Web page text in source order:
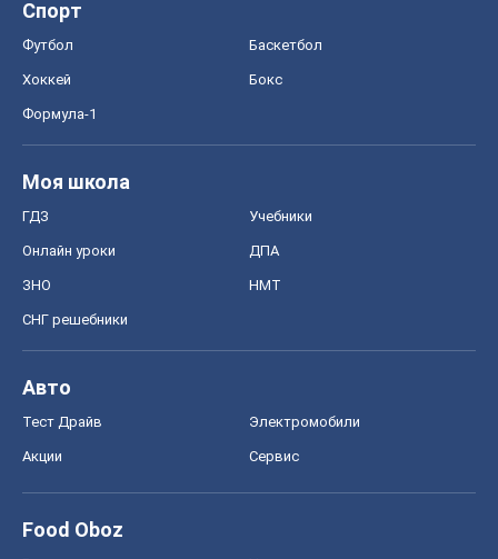
Спорт
Футбол Баскетбол
Хоккей Бокс
Формула-1
Моя школа
ГДЗ Учебники
Онлайн уроки ДПА
ЗНО НМТ
СНГ решебники
Авто
Тест Драйв Электромобили
Акции Сервис
Food Oboz